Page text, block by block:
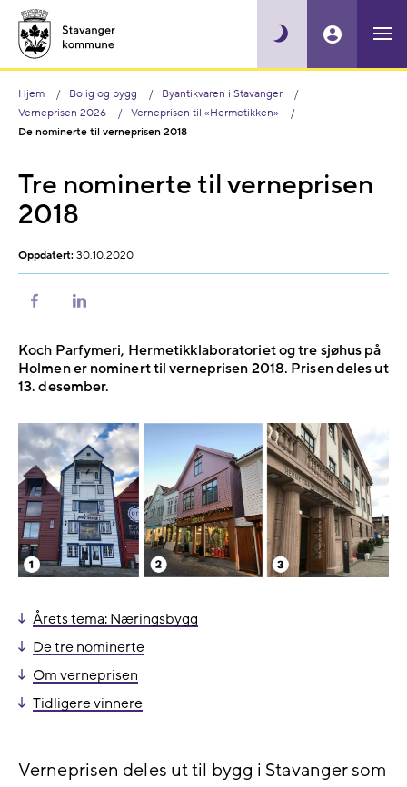
Hjem Bolig og bygg
Byantikvaren i Stavanger
Verneprisen 2026
Verneprisen til «Hermetikken»
De nominerte til verneprisen 2018
Tre nominerte til verneprisen
2018
Oppdatert: 30.10.2020
Del
Del
Koch Parfymeri, Hermetikklaboratoriet og tre sjøhus på
Holmen er nominert til verneprisen 2018. Prisen deles ut
13. desember.
Årets tema: Næringsbygg
De tre nominerte
Om verneprisen
Tidligere vinnere
Verneprisen deles ut til bygg i Stavanger som